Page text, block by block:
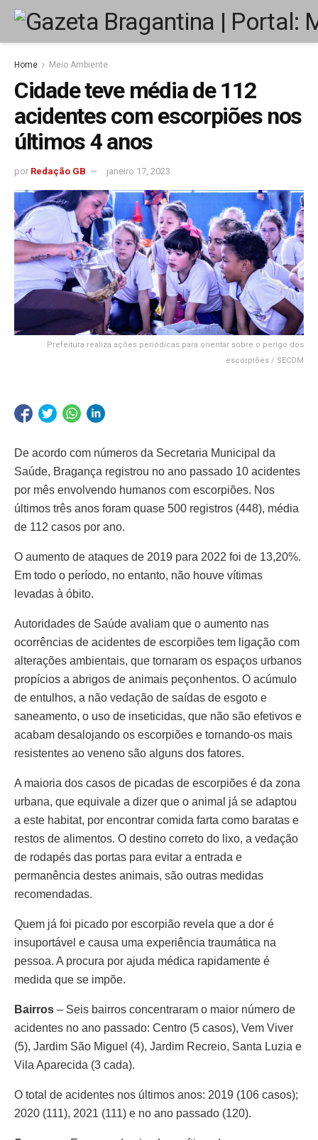
Home Meio Ambiente
Cidade teve média de 112
acidentes com escorpiões nos
últimos 4 anos
por Redação GB janeiro 17, 2023
Prefeitura realiza ações periódicas para orientar sobre o perigo dos
escorpiões / SECOM
De acordo com números da Secretaria Municipal da
Saúde, Bragança registrou no ano passado 10 acidentes
por mês envolvendo humanos com escorpiões. Nos
últimos três anos foram quase 500 registros (448), média
de 112 casos por ano.
O aumento de ataques de 2019 para 2022 foi de 13,20%.
Em todo o período, no entanto, não houve vítimas
levadas à óbito.
Autoridades de Saúde avaliam que o aumento nas
ocorrências de acidentes de escorpiões tem ligação com
alterações ambientais, que tornaram os espaços urbanos
propícios a abrigos de animais peçonhentos. O acúmulo
de entulhos, a não vedação de saídas de esgoto e
saneamento, o uso de inseticidas, que não são efetivos e
acabam desalojando os escorpiões e tornando-os mais
resistentes ao veneno são alguns dos fatores.
A maioria dos casos de picadas de escorpiões é da zona
urbana, que equivale a dizer que o animal já se adaptou
a este habitat, por encontrar comida farta como baratas e
restos de alimentos. O destino correto do lixo, a vedação
de rodapés das portas para evitar a entrada e
permanência destes animais, são outras medidas
recomendadas.
Quem já foi picado por escorpião revela que a dor é
insuportável e causa uma experiência traumática na
pessoa. A procura por ajuda médica rapidamente é
medida que se impõe.
Bairros – Seis bairros concentraram o maior número de
acidentes no ano passado: Centro (5 casos), Vem Viver
(5), Jardim São Miguel (4), Jardim Recreio, Santa Luzia e
Vila Aparecida (3 cada).
O total de acidentes nos últimos anos: 2019 (106 casos);
2020 (111), 2021 (111) e no ano passado (120).